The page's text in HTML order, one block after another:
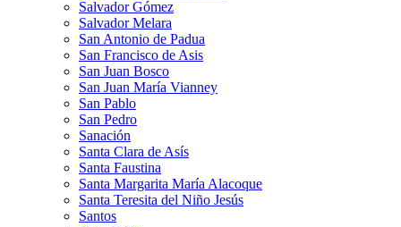
Salvador Gómez
Salvador Melara
San Antonio de Padua
San Francisco de Asis
San Juan Bosco
San Juan María Vianney
San Pablo
San Pedro
Sanación
Santa Clara de Asís
Santa Faustina
Santa Margarita María Alacoque
Santa Teresita del Niño Jesús
Santos